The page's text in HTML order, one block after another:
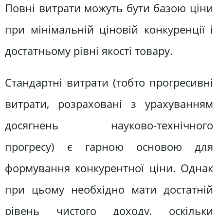
Повні витрати можуть бути базою ціни
при мінімальній ціновій конкуренції і
достатньому рівні якості товару.
Стандартні витрати (тобто прогресивні
витрати, розраховані з урахуванням
досягнень науково-технічного
прогресу) є гарною основою для
формування конкурентної ціни. Однак
при цьому необхідно мати достатній
рівень чистого доходу, оскільки